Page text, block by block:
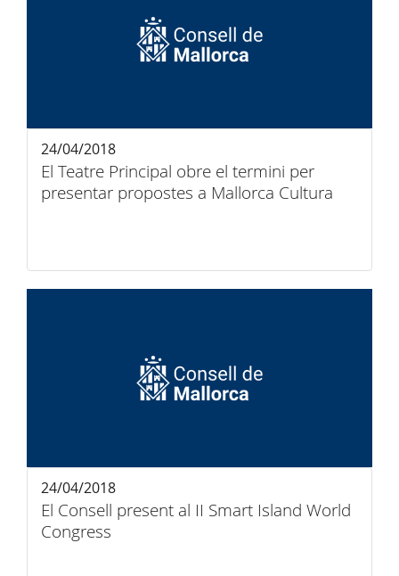
El Teatre Principal obre el termini per
presentar propostes a Mallorca Cultura
24/04/2018
El Consell present al II Smart Island World
Congress
24/04/2018